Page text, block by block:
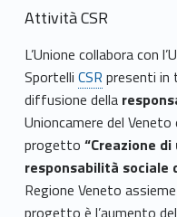
A
l
t
r
e
R
Attività CSR
L’Unione collabora con
Sportelli CSR presenti in
diffusione della
Unioncamere del
progetto “Creazione
responsabilità sociale
Regione Veneto
progetto è l’aumento